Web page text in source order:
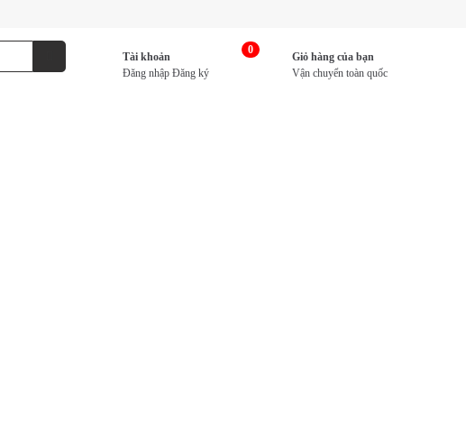
Tài khoản
Đăng nhập Đăng ký
0
Giỏ hàng của bạn
Vận chuyển toàn quốc